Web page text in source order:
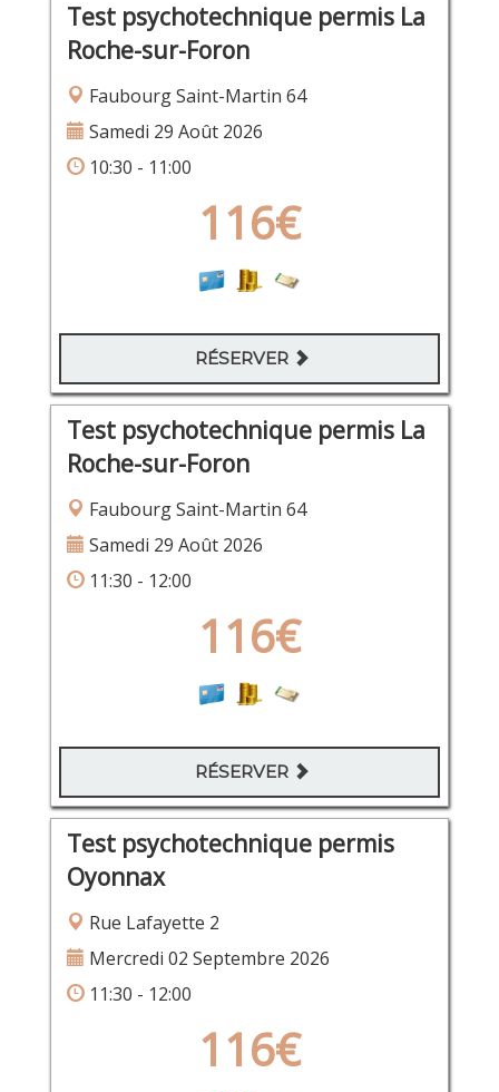
Test psychotechnique permis La
Roche-sur-Foron
Faubourg Saint-Martin 64
Samedi 29 Août 2026
10:30 - 11:00
116€
RÉSERVER
Test psychotechnique permis La
Roche-sur-Foron
Faubourg Saint-Martin 64
Samedi 29 Août 2026
11:30 - 12:00
116€
RÉSERVER
Test psychotechnique permis
Oyonnax
Rue Lafayette 2
Mercredi 02 Septembre 2026
11:30 - 12:00
116€